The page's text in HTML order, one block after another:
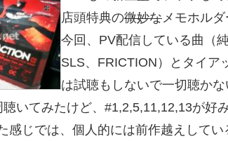
店頭特典の微妙なメモホルダ
今回、PV配信している曲（
SLS、FRICTION）とタイア
は試聴もしないで一切聴かな
いてみたけど、#1,2,5,11,12,13が好み
感じでは、個人的には前作越えしてい